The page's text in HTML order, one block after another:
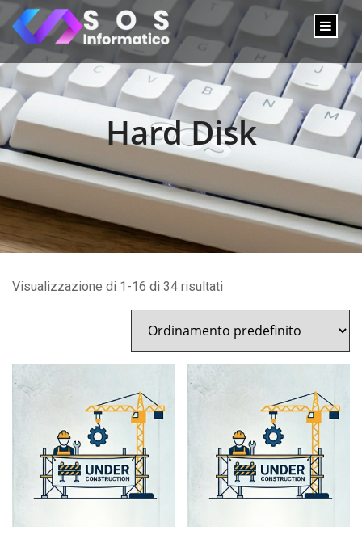
Hard Disk
Visualizzazione di 1-16 di 34 risultati